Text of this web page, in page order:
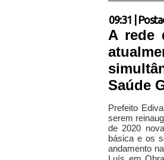
09:31
A rede
Saúde
Prefeito
serem
de 2020
básica e os
andamento